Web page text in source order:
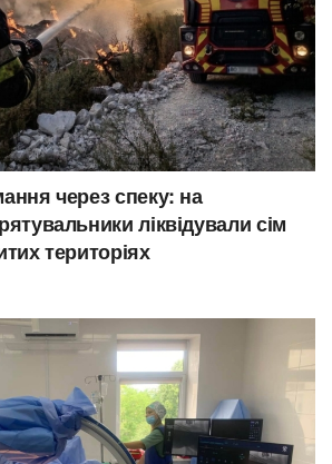
через спеку: на
ліквідували сім
територіях